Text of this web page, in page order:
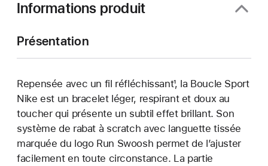
Informations produit
Présentation
Repensée avec un fil réfléchissant¹, la Boucle Sport
Nike est un bracelet léger, respirant et doux au
toucher qui présente un subtil effet brillant. Son
système de rabat à scratch avec languette tissée
marquée du logo Run Swoosh permet de l’ajuster
facilement en toute circonstance. La partie